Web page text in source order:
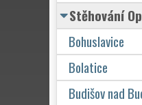
Stěhování
Bohuslavice
Bolatice
Budišov nad